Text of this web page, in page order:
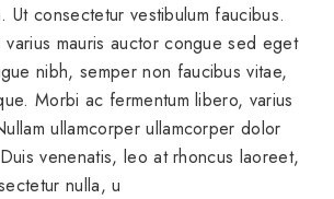
Ut consectetur vestibulum faucibus.
mauris auctor congue sed eget
nibh, semper non faucibus vitae,
Morbi ac fermentum libero, varius
ullamcorper ullamcorper dolor
venenatis, leo at rhoncus laoreet,
nulla, u